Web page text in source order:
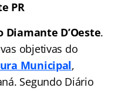
PR
Diamante D’Oeste.
objetivas do
Municipal,
Segundo Diário